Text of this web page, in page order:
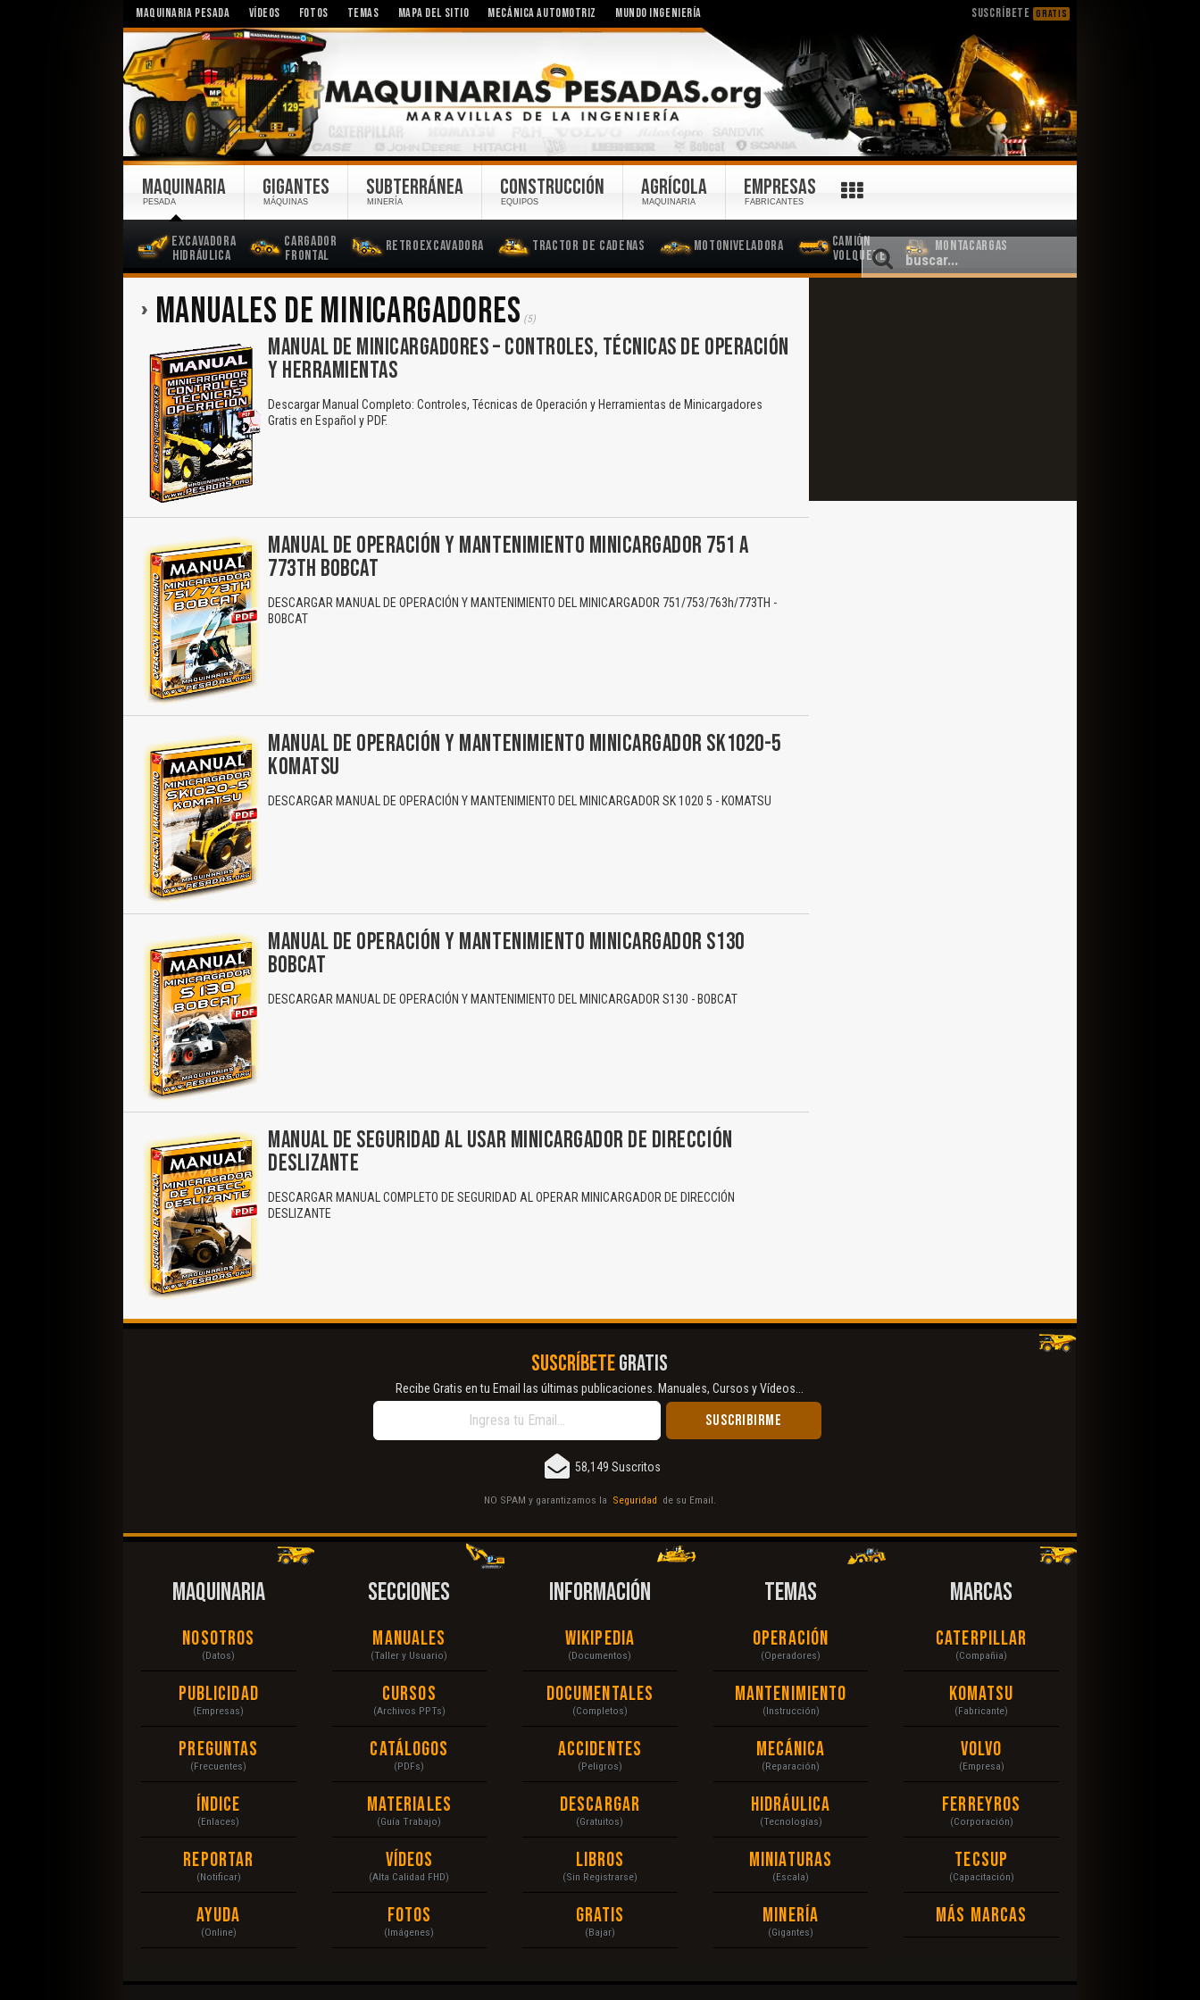
MAQUINARIA PESADA VÍDEOS FOTOS TEMAS MAPA DEL SITIO MECÁNICA AUTOMOTRIZ MUNDO INGENIERÍA SUSCRÍBETE GRATIS
MAQUINARIA
PESADA
Excavadora
Hidráulica
Cargador
Frontal
Retroexcavadora Tractor de Cadenas Motoniveladora
Camión
Volquete
Montacargas
GIGANTES
MÁQUINAS
SUBTERRÁNEA
MINERÍA
CONSTRUCCIÓN
EQUIPOS
AGRÍCOLA
MAQUINARIA
EMPRESAS
FABRICANTES
MANUALES DE MINICARGADORES (5)
MANUAL DE MINICARGADORES – CONTROLES, TÉCNICAS DE OPERACIÓN
Y HERRAMIENTAS
Descargar Manual Completo: Controles, Técnicas de Operación y Herramientas de Minicargadores
Gratis en Español y PDF.
MANUAL DE OPERACIÓN Y MANTENIMIENTO MINICARGADOR 751 A
773TH BOBCAT
DESCARGAR MANUAL DE OPERACIÓN Y MANTENIMIENTO DEL MINICARGADOR 751/753/763h/773TH -
BOBCAT
MANUAL DE OPERACIÓN Y MANTENIMIENTO MINICARGADOR SK1020-5
KOMATSU
DESCARGAR MANUAL DE OPERACIÓN Y MANTENIMIENTO DEL MINICARGADOR SK 1020 5 - KOMATSU
MANUAL DE OPERACIÓN Y MANTENIMIENTO MINICARGADOR S130
BOBCAT
DESCARGAR MANUAL DE OPERACIÓN Y MANTENIMIENTO DEL MINICARGADOR S130 - BOBCAT
MANUAL DE SEGURIDAD AL USAR MINICARGADOR DE DIRECCIÓN
DESLIZANTE
DESCARGAR MANUAL COMPLETO DE SEGURIDAD AL OPERAR MINICARGADOR DE DIRECCIÓN
DESLIZANTE
SUSCRÍBETEGRATIS
Recibe Gratis en tu Email las últimas publicaciones. Manuales, Cursos y Vídeos...
58,149 Suscritos
NO SPAM y garantizamos la Seguridad de su Email.
MAQUINARIA
Nosotros
(Datos)
Publicidad
(Empresas)
Preguntas
(Frecuentes)
Índice
(Enlaces)
Reportar
(Notificar)
Ayuda
(Online)
SECCIONES
Manuales
(Taller y Usuario)
Cursos
(Archivos PPTs)
Catálogos
(PDFs)
Materiales
(Guía Trabajo)
Vídeos
(Alta Calidad FHD)
Fotos
(Imágenes)
INFORMACIÓN
Wikipedia
(Documentos)
Documentales
(Completos)
Accidentes
(Peligros)
Descargar
(Gratuitos)
Libros
(Sin Registrarse)
Gratis
(Bajar)
TEMAS
Operación
(Operadores)
Mantenimiento
(Instrucción)
Mecánica
(Reparación)
Hidráulica
(Tecnologías)
Miniaturas
(Escala)
Minería
(Gigantes)
MARCAS
Caterpillar
(Compañia)
Komatsu
(Fabricante)
Volvo
(Empresa)
Ferreyros
(Corporación)
Tecsup
(Capacitación)
Más Marcas